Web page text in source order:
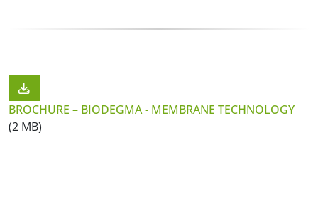
BROCHURE – BIODEGMA - MEMBRANE TECHNOLOGY
(2 MB)